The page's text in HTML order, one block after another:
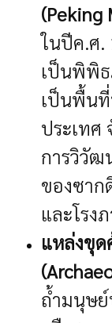
(Peking
ในปีค.ศ.
เป็นพิพิ
เป็นพื้นที่
ประเทศ
การวิวัฒ
ของซาก
และโรง
แหล่งขุ
ถ้ำมนุษย์